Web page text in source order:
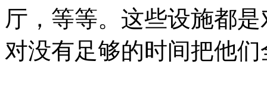
厅，等等。这些设施都
对没有足够的时间把他